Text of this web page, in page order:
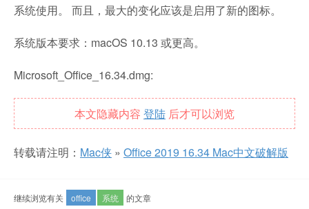
系统使用。 而且，最大的变化应该是启用了新的图标。
系统版本要求：macOS 10.13 或更高。
Microsoft_Office_16.34.dmg:
本文隐藏内容 登陆 后才可以浏览
转载请注明： Mac侠 » Office 2019 16.34 Mac中文破解版
继续浏览有关 office 系统 的文章